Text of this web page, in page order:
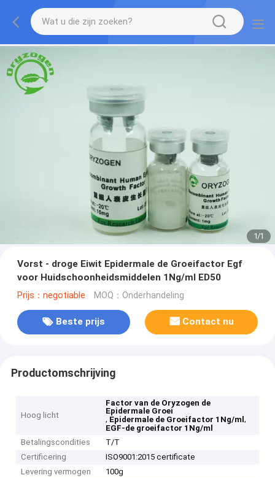
1/1
Vorst - droge Eiwit Epidermale de Groeifactor Egf
voor Huidschoonheidsmiddelen 1Ng/ml ED50
Prijs：negotiable MOQ：Onderhandeling
Beste prijs Contact nu
Productomschrijving
Hoog licht
Factor van de Oryzogen de
Epidermale Groei
, Epidermale de Groeifactor 1Ng/ml,
EGF-de groeifactor 1Ng/ml
Betalingscondities
T/T
Certificering
ISO9001:2015 certificate
Levering vermogen
100g